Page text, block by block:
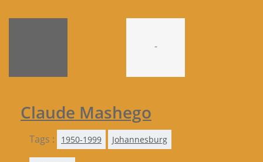
-
Claude Mashego
Tags : 1950-1999 Johannesburg